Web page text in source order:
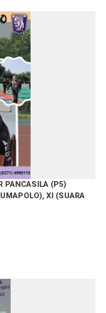
PANCASILA (P5)
XI (SUARA